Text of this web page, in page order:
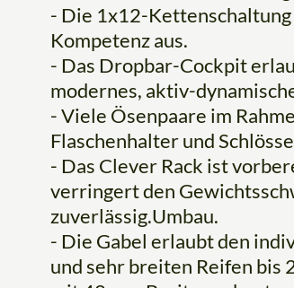
- Die 1x12-Kettenschaltung
Kompetenz aus.
- Das Dropbar-Cockpit
modernes, aktiv-
- Viele Ösenpaare im
Flaschenhalter und
- Das Clever Rack ist
verringert den
zuverlässig.Umbau.
- Die Gabel erlaubt den
und sehr breiten Reifen bis